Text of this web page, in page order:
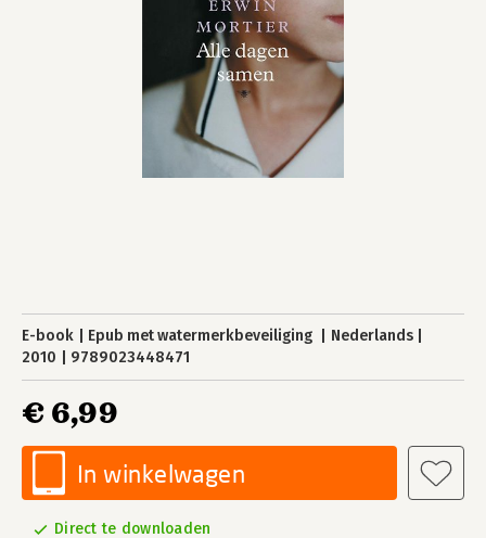
E-book Epub met watermerkbeveiliging
Nederlands
2010
9789023448471
€ 6,99
In winkelwagen
Direct te downloaden